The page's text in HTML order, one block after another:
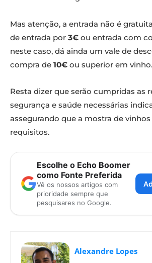
Mas atenção, a entrada não é
de entrada por 3€ ou entrada com
neste caso, dá ainda um vale de
compra de 10€ ou superior em vinho.
Resta dizer que serão cumpridas as
segurança e saúde necessárias
assegurando que a mostra de
requisitos.
Escolhe o Echo Boomer
como Fonte Preferida
Vê os nossos artigos com
prioridade sempre que
pesquisares no Google.
Alexandre Lopes